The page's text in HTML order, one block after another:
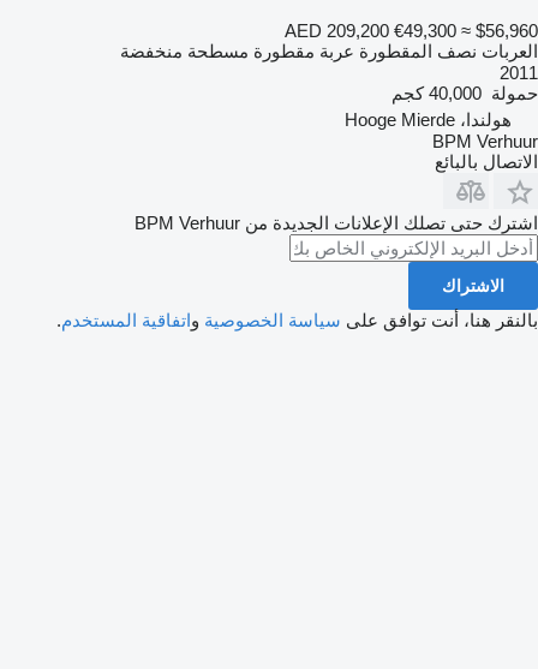
AED 209,200 €49,300 ≈ $56,960
العربات نصف المقطورة عربة مقطورة مسطحة منخفضة
2011
حمولة 40,000 كجم
هولندا، Hooge Mierde
BPM Verhuur
الاتصال بالبائع
اشترك حتى تصلك الإعلانات الجديدة من BPM Verhuur
الاشتراك
بالنقر هنا، أنت توافق على سياسة الخصوصية واتفاقية المستخدم.